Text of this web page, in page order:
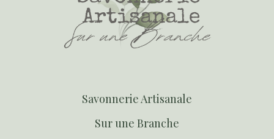
Savonnerie Artisanale
Sur une Branche